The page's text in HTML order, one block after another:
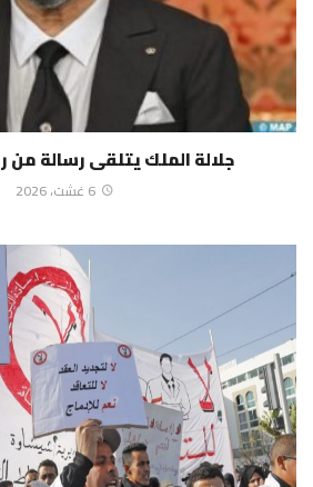
جلالة الملك يتلقى رسالة من
6 غشت، 2026